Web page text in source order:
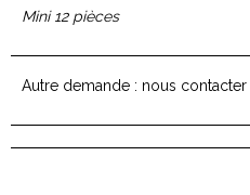
Mini 12 pièces
Autre demande : nous contacter